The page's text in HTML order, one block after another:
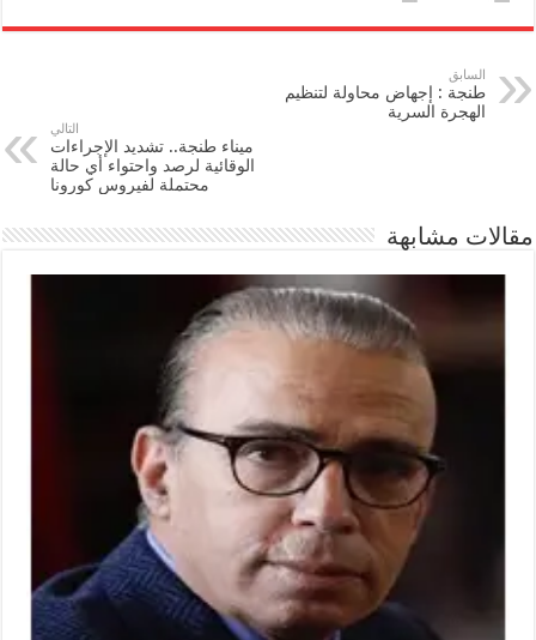
السابق
طنجة : إجهاض محاولة لتنظيم
الهجرة السرية
التالي
ميناء طنجة.. تشديد الإجراءات
الوقائية لرصد واحتواء أي حالة
محتملة لفيروس كورونا
مقالات مشابهة